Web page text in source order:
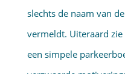
slechts de naam van
vermeldt. Uiteraard
een simpele